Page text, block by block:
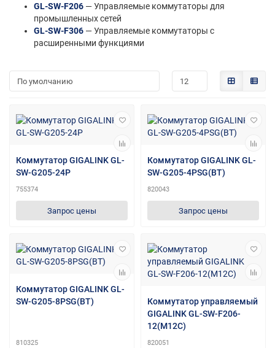
GL-SW-F206 — Управляемые коммутаторы для
промышленных сетей
GL-SW-F306 — Управляемые коммутаторы с
расширенными функциями
Коммутатор GIGALINK GL-
SW-G205-24P
755374
Запрос цены
Коммутатор GIGALINK GL-
SW-G205-4PSG(BT)
820043
Запрос цены
Коммутатор GIGALINK GL-
SW-G205-8PSG(BT)
810325
Коммутатор управляемый
GIGALINK GL-SW-F206-
12(M12C)
820051